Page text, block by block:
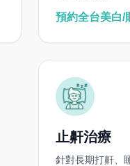
預約全台美白
止鼾治療
針對長期打鼾、